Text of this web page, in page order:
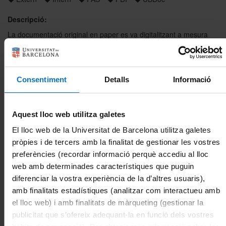
Consentiment Detalls Informació
Aquest lloc web utilitza galetes
El lloc web de la Universitat de Barcelona utilitza galetes
pròpies i de tercers amb la finalitat de gestionar les vostres
preferències (recordar informació perquè accediu al lloc
web amb determinades característiques que puguin
diferenciar la vostra experiència de la d’altres usuaris),
amb finalitats estadístiques (analitzar com interactueu amb
el lloc web) i amb finalitats de màrqueting (gestionar la
publicitat que s’ofereix adequant-la en funció dels vostres
Descripció:
La documentació original en paper es va digitalitzant a mesura
que hi ha la possibilitat i en el marc de la normativa aplicable, a fi
de facilitar la consulta als usuaris.
Es poden consultar les imatges digitalitzades a través del botó
'mosaic'.
També es poden consultar les imatges a través del visor i
seleccionar el botó de 'reportatge'. En aquest exemple, es mostra
el reportatge de l'expedient digitalitzat de Jaume Vicens Vives.